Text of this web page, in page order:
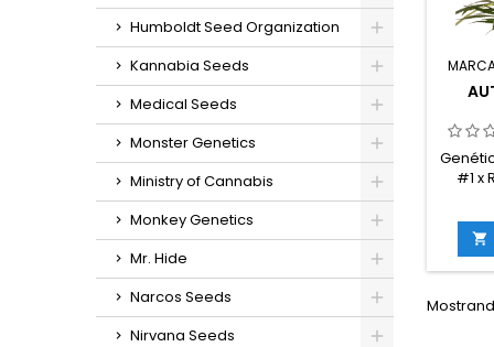
Humboldt Seed Organization
Kannabia Seeds
Medical Seeds
Monster Genetics
Ministry of Cannabis
Monkey Genetics
Mr. Hide
Narcos Seeds
Nirvana Seeds
#1 x
de